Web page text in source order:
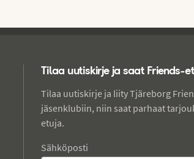
Tilaa uutiskirje ja saat Friends-
Tilaa uutiskirje ja liity Tjäreborg
jäsenklubiin, niin saat parhaat
etuja.
Sähköposti